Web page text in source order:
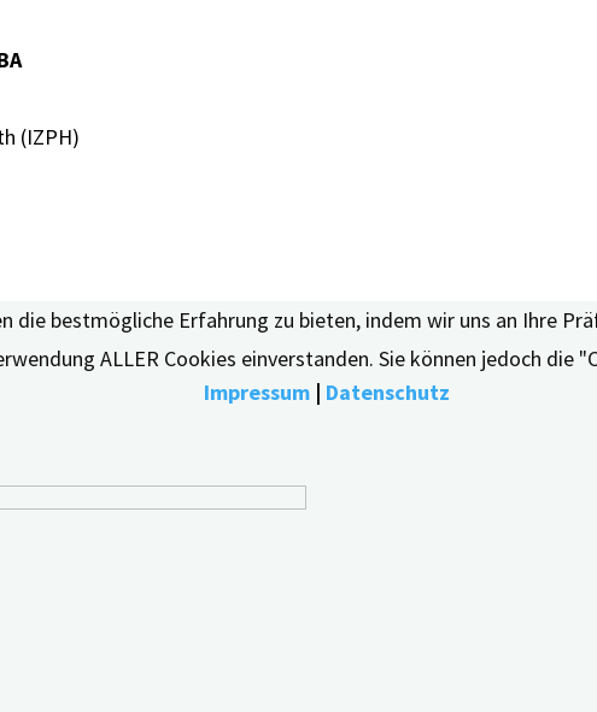
(IZPH)
Impressum | Datenschutz
die bestmögliche Erfahrung zu bieten, indem wir uns an Ihre
ALLER Cookies einverstanden. Sie können jedoch